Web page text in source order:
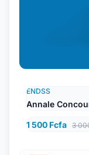
ENDSS
Annale
1 500 Fcfa 3